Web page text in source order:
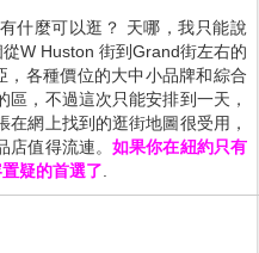
什麼可以逛？ 天哪，我只能說
W Huston 街到Grand街左右的
各種價位的大中小品牌和綜合
，不過這次只能安排到一天，
網上找到的逛街地圖很受用，
店值得流連。如果你在紐約只有
疑的首選了